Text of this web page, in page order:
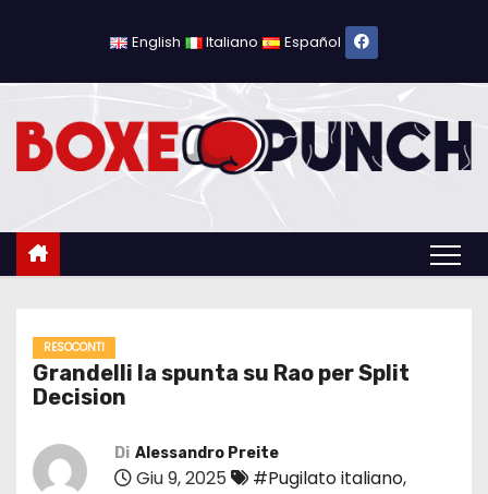
c
English Italiano Español
RESOCONTI
Grandelli la spunta su Rao per Split
Decision
Di Alessandro Preite
Giu 9, 2025 #Pugilato italiano,